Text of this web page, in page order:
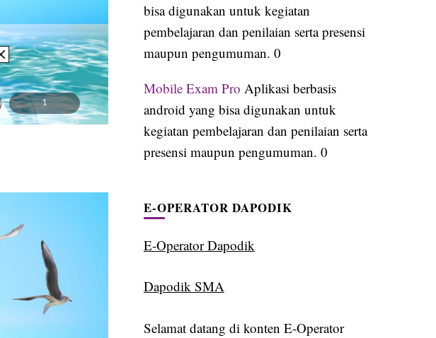
bisa digunakan untuk kegiatan
pembelajaran dan penilaian serta presensi
maupun pengumuman. 0
Mobile Exam Pro Aplikasi berbasis
android yang bisa digunakan untuk
kegiatan pembelajaran dan penilaian serta
presensi maupun pengumuman. 0
E-OPERATOR DAPODIK
E-Operator Dapodik
Dapodik SMA
Selamat datang di konten E-Operator